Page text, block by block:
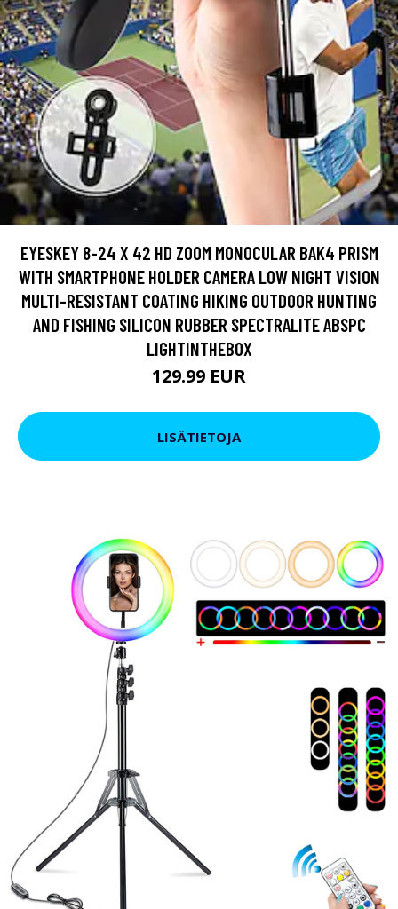
EYESKEY 8-24 X 42 HD ZOOM MONOCULAR BAK4 PRISM
WITH SMARTPHONE HOLDER CAMERA LOW NIGHT VISION
MULTI-RESISTANT COATING HIKING OUTDOOR HUNTING
AND FISHING SILICON RUBBER SPECTRALITE ABSPC
LIGHTINTHEBOX
129.99 EUR
LISÄTIETOJA